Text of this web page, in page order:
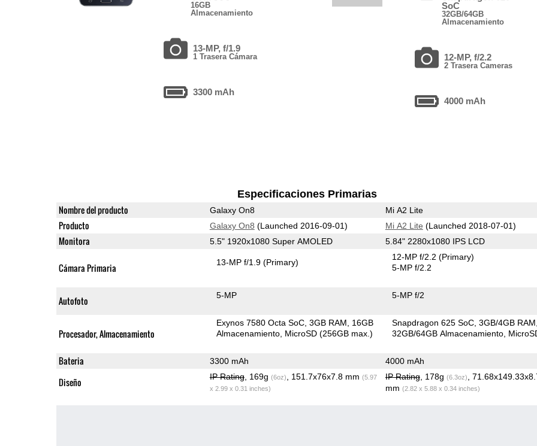
16GB
Almacenamiento
13-MP, f/1.9
1 Trasera Cámara
3300 mAh
SoC
32GB/64GB
Almacenamiento
12-MP, f/2.2
2 Trasera Cameras
4000 mAh
Especificaciones Primarias
Nombre del producto Galaxy On8 Mi A2 Lite
Producto Galaxy On8 (Launched 2016-09-01) Mi A2 Lite (Launched 2018-07-01)
Monitora 5.5" 1920x1080 Super AMOLED 5.84" 2280x1080 IPS LCD
Cámara Primaria 13-MP f/1.9(Primary)
12-MP f/2.2(Primary)
5-MP f/2.2
Autofoto 5-MP 5-MP f/2
Procesador, Almacenamiento
Exynos 7580 Octa SoC 3GB RAM
16GB
Almacenamiento MicroSD (256GB max.)
Snapdragon 625 SoC 3GB/4GB RAM
32GB/64GB Almacenamiento
Bateria 3300 mAh 4000 mAh
Diseño IP Rating, 169g (6oz) , 151.7x76x7.8 mm (5.97
x 2.99 x 0.31 inches)
IP Rating, 178g (6.3oz)
,
mm (2.82 x 5.88 x 0.34 inches)